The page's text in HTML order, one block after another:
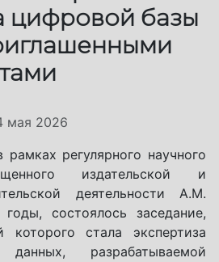
цифровой базы
мая 2026
регулярного научного
издательской и
деятельности А.М.
состоялось заседание,
которого стала экспертиза
разрабатываемой